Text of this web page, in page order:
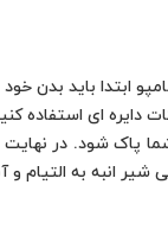
باید بدن خود
ای استفاده
پاک شود. در نهایت
شیر انبه به التیام